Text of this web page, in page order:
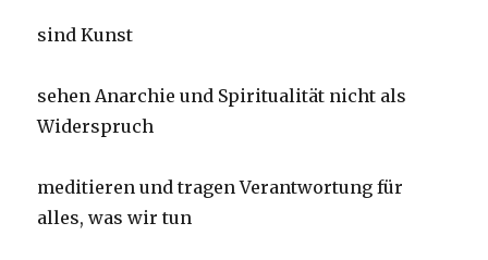
sind Kunst
sehen Anarchie und Spiritualität nicht als
Widerspruch
meditieren und tragen Verantwortung für
alles, was wir tun